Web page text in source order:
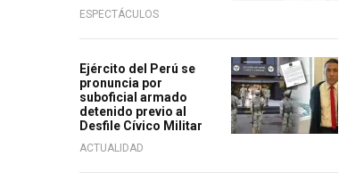
ESPECTÁCULOS
Ejército del Perú se
pronuncia por
suboficial armado
detenido previo al
Desfile Cívico Militar
ACTUALIDAD